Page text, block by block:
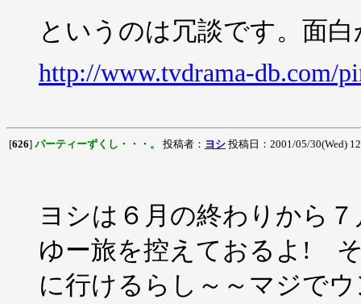
というのは冗談です。面
http://www.tvdrama-db.com/
[626] パーティーずくし・・・。 投稿者： ヨシ 投稿日：2001/05/30(Wed)
ヨシは６月の終わりから
ゆー旅を控えておるよ!
に行けるらし～～マジで